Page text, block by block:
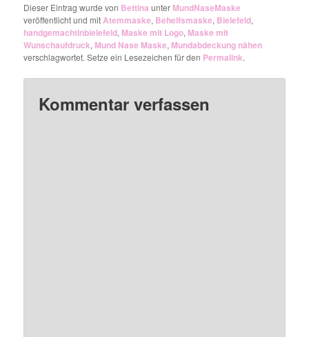
Dieser Eintrag wurde von Bettina unter MundNaseMaske
veröffentlicht und mitAtemmaske, Behelfsmaske, Bielefeld,
handgemachtinbielefeld, Maske mit Logo, Maske mit
Wunschaufdruck, Mund Nase Maske, Mundabdeckung nähen
verschlagwortet. Setze ein Lesezeichen für den Permalink.
Kommentar verfassen